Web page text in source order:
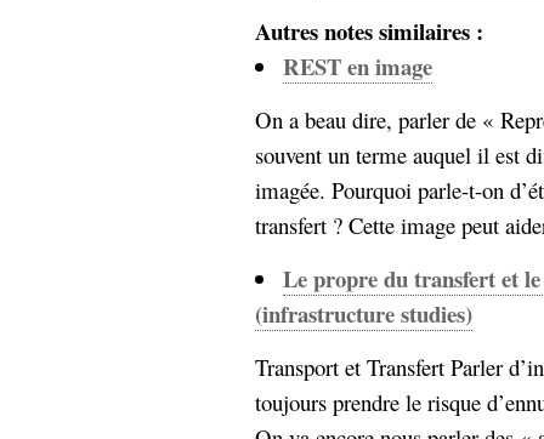
Autres notes similaires :
REST en image
On a beau dire, parler de «
souvent un terme auquel il est
imagée. Pourquoi parle-t-on
transfert ? Cette image peut
Le propre du transfert et
(infrastructure studies)
Transport et Transfert Parler
toujours prendre le risque